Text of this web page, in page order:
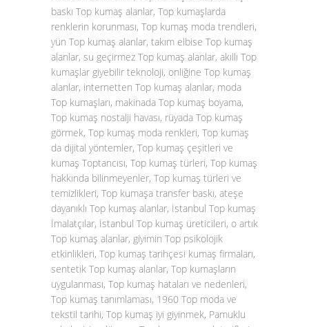
baskı Top kumaş alanlar, Top kumaşlarda
renklerin korunması, Top kumaş moda trendleri,
yün Top kumaş alanlar, takım elbise Top kumaş
alanlar, su geçirmez Top kumaş alanlar, akıllı Top
kumaşlar giyebilir teknoloji, onliğine Top kumaş
alanlar, internetten Top kumaş alanlar, moda
Top kumaşları, makinada Top kumaş boyama,
Top kumaş nostalji havası, rüyada Top kumaş
görmek, Top kumaş moda renkleri, Top kumaş
da dijital yöntemler, Top kumaş çeşitleri ve
kumaş Toptancısı, Top kumaş türleri, Top kumaş
hakkında bilinmeyenler, Top kumaş türleri ve
temizlikleri, Top kumaşa transfer baskı, ateşe
dayanıklı Top kumaş alanlar, İstanbul Top kumaş
İmalatçılar, İstanbul Top kumaş üreticileri, o artık
Top kumaş alanlar, giyimin Top psikolojik
etkinlikleri, Top kumaş tarihçesi kumaş firmaları,
sentetik Top kumaş alanlar, Top kumaşların
uygulanması, Top kumaş hataları ve nedenleri,
Top kumaş tanımlaması, 1960 Top moda ve
tekstil tarihi, Top kumaş iyi giyinmek, Pamuklu